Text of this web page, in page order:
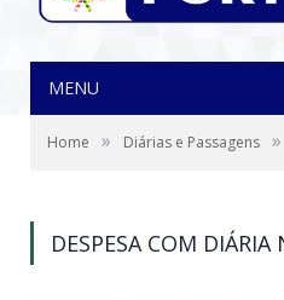
MENU
Home » Diárias e Passagens »
DESPESA COM DIÁRIA